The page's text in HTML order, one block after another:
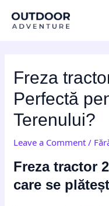
Freza
Perfectă
Terenului?
Leave a Comment /
Freza tractor
care se
navigation